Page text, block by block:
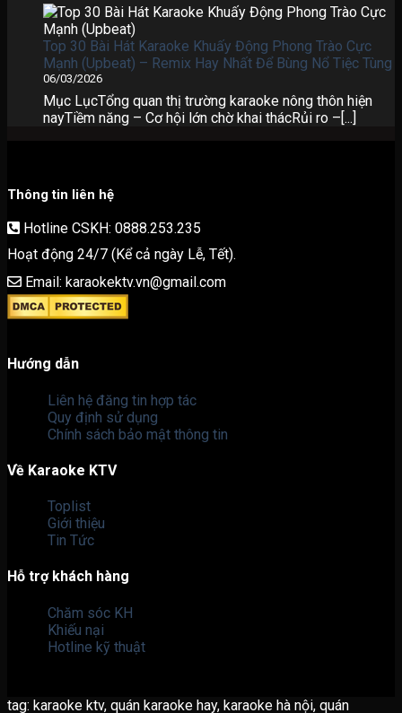
Top 30 Bài Hát Karaoke Khuấy Động Phong Trào Cực
Mạnh (Upbeat) – Remix Hay Nhất Để Bùng Nổ Tiệc Tùng
06/03/2026
Mục LụcTổng quan thị trường karaoke nông thôn hiện
nayTiềm năng – Cơ hội lớn chờ khai thácRủi ro –[...]
Thông tin liên hệ
Hotline CSKH: 0888.253.235
Hoạt động 24/7 (Kể cả ngày Lễ, Tết).
Email: karaokektv.vn@gmail.com
Hướng dẫn
Liên hệ đăng tin hợp tác
Quy định sử dụng
Chính sách bảo mật thông tin
Về Karaoke KTV
Toplist
Giới thiệu
Tin Tức
Hỗ trợ khách hàng
Chăm sóc KH
Khiếu nại
Hotline kỹ thuật
tag: karaoke ktv, quán karaoke hay, karaoke hà nội, quán